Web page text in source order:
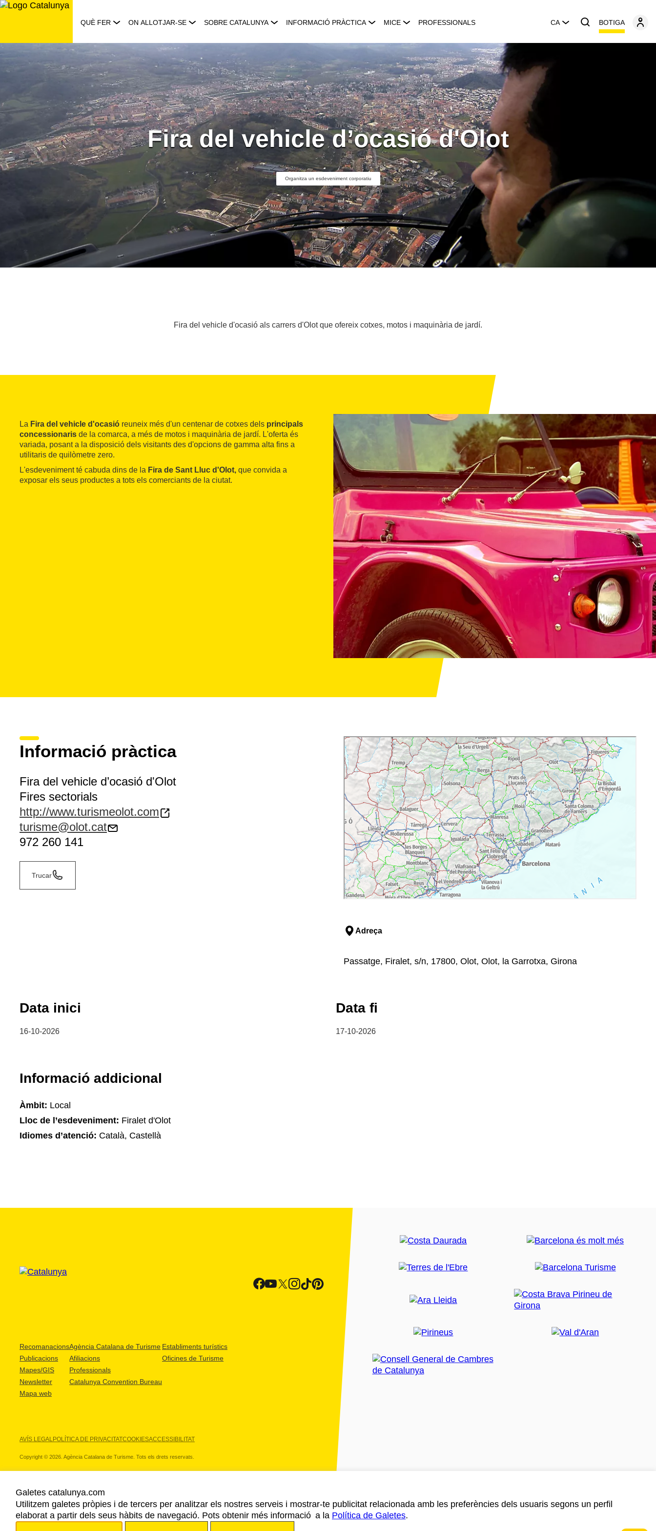
Saltar
QUÈ FER ON ALLOTJAR-SE SOBRE CATALUNYA INFORMACIÓ PRÀCTICA MICE PROFESSIONALS CA BOTIGA
Fira del vehicle d’ocasió d'Olot
Organitza un esdeveniment corporatiu
Fira del vehicle d'ocasió als carrers d'Olot que ofereix cotxes, motos i maquinària de jardí.
La Fira del vehicle d'ocasió reuneix més d'un centenar de cotxes dels principals
concessionaris de la comarca, a més de motos i maquinària de jardí. L'oferta és
variada, posant a la disposició dels visitants des d'opcions de gamma alta fins a
utilitaris de quilòmetre zero.
L'esdeveniment té cabuda dins de la Fira de Sant Lluc d'Olot, que convida a
exposar els seus productes a tots els comerciants de la ciutat.
Informació pràctica
Fira del vehicle d’ocasió d'Olot
Fires sectorials
http://www.turismeolot.com
turisme@olot.cat
972 260 141
Trucar
Adreça
Passatge, Firalet, s/n, 17800, Olot, Olot, la Garrotxa, Girona
Data inici
16-10-2026
Data fi
17-10-2026
Informació addicional
Àmbit: Local
Lloc de l’esdeveniment: Firalet d'Olot
Idiomes d’atenció: Català, Castellà
Recomanacions
Publicacions
Mapes/GIS
Newsletter
Mapa web
Agència Catalana de Turisme
Afiliacions
Professionals
Catalunya Convention Bureau
Establiments turístics
Oficines de Turisme
AVÍS LEGALPOLÍTICA DE PRIVACITATCOOKIESACCESSIBILITAT
Copyright © 2026. Agència Catalana de Turisme. Tots els drets reservats.
ELS NOSTRES PARTNERS
Galetes catalunya.com
Utilitzem galetes pròpies i de tercers per analitzar els nostres serveis i mostrar-te publicitat relacionada amb les preferències dels usuaris segons un perfil
elaborat a partir dels seus hàbits de navegació. Pots obtenir més informació a la Política de Galetes.